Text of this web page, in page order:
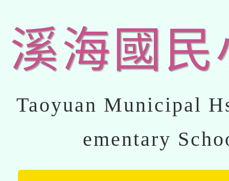
溪海國民
Taoyuan Municipal
ementary